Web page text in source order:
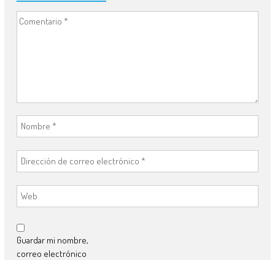
Guardar mi nombre,
correo electrónico